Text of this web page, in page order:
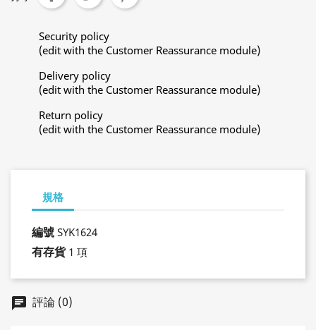
Security policy
(edit with the Customer Reassurance module)
Delivery policy
(edit with the Customer Reassurance module)
Return policy
(edit with the Customer Reassurance module)
規格
編號 SYK1624
有存貨 1 項
chat 評論 (0)